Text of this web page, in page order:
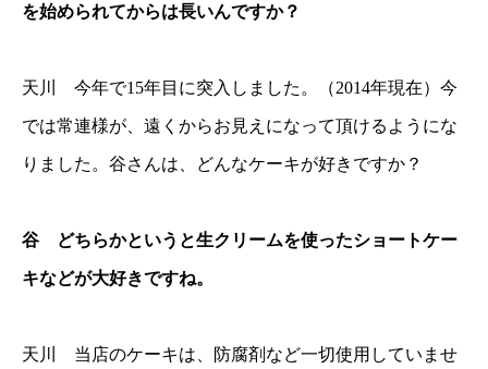
を始められてからは長いんですか？
天川 今年で15年目に突入しました。（2014年現在）今
では常連様が、遠くからお見えになって頂けるようにな
りました。谷さんは、どんなケーキが好きですか？
谷 どちらかというと生クリームを使ったショートケー
キなどが大好きですね。
天川 当店のケーキは、防腐剤など一切使用していませ